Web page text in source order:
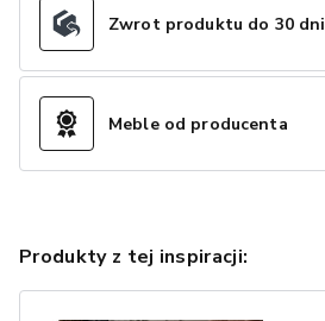
Zwrot produktu do 30 dni
Meble od producenta
Produkty z tej inspiracji: